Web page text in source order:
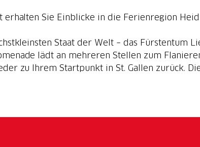
erhalten Sie Einblicke in die Ferienregion
Staat der Welt – das Fürstentum
lädt an mehreren Stellen zum
zu Ihrem Startpunkt in St. Gallen zurück.